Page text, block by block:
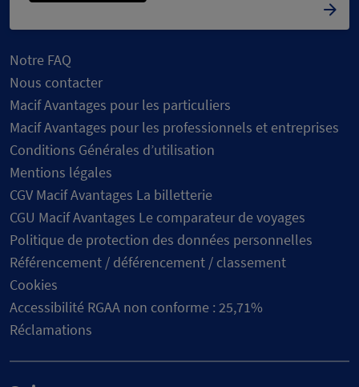
Notre FAQ
Nous contacter
Macif Avantages pour les particuliers
Macif Avantages pour les professionnels et entreprises
Conditions Générales d’utilisation
Mentions légales
CGV Macif Avantages La billetterie
CGU Macif Avantages Le comparateur de voyages
Politique de protection des données personnelles
Référencement / déférencement / classement
Cookies
Accessibilité RGAA non conforme : 25,71%
Réclamations